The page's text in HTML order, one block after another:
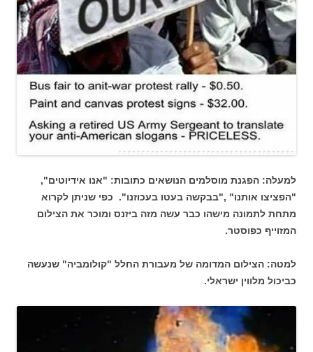
למעלה: הפגנת מוסלמים הנושאים כתובות: "אנו אידיוטים",
"הפציצו אותנו" ,"בבקשה בעטו בעכוזנו". כפי שניתן לקרוא
מתחת לתמונה מישהו כבר עשה מזה ביזנס ומוכר את הצילום
המזוייף כפוסטר.
למטה: הצילום המדומה של מעבורת החלל "קולומביה" שנעשה
כביכול מלווין ישראלי.